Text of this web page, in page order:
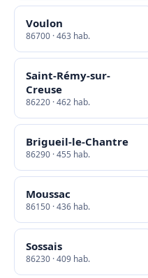
Voulon
86700 · 463 hab.
Saint-Rémy-sur-
Creuse
86220 · 462 hab.
Brigueil-le-Chantre
86290 · 455 hab.
Moussac
86150 · 436 hab.
Sossais
86230 · 409 hab.